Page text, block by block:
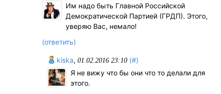
Им надо быть Главной Российской
Демократической Партией (ГРДП). Этого,
уверяю Вас, немало!
(ответить)
kiska,01.02.2016 23:10 (#)
Я не вижу что бы они что то делали для
этого.